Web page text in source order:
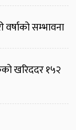
सम्भावना
खरिददर १५२